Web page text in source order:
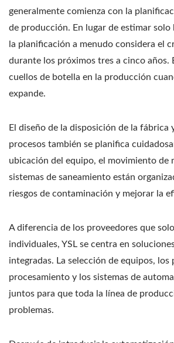
generalmente comienza con la
de producción. En lugar de estimar solo
la planificación a menudo considera el
durante los próximos tres a cinco años.
cuellos de botella en la producción
expande.
El diseño de la disposición de la fábrica
procesos también se planifica
ubicación del equipo, el movimiento de
sistemas de saneamiento están
riesgos de contaminación y mejorar la
A diferencia de los proveedores que
individuales, YSL se centra en
integradas. La selección de equipos, los
procesamiento y los sistemas de
juntos para que toda la línea de
problemas.